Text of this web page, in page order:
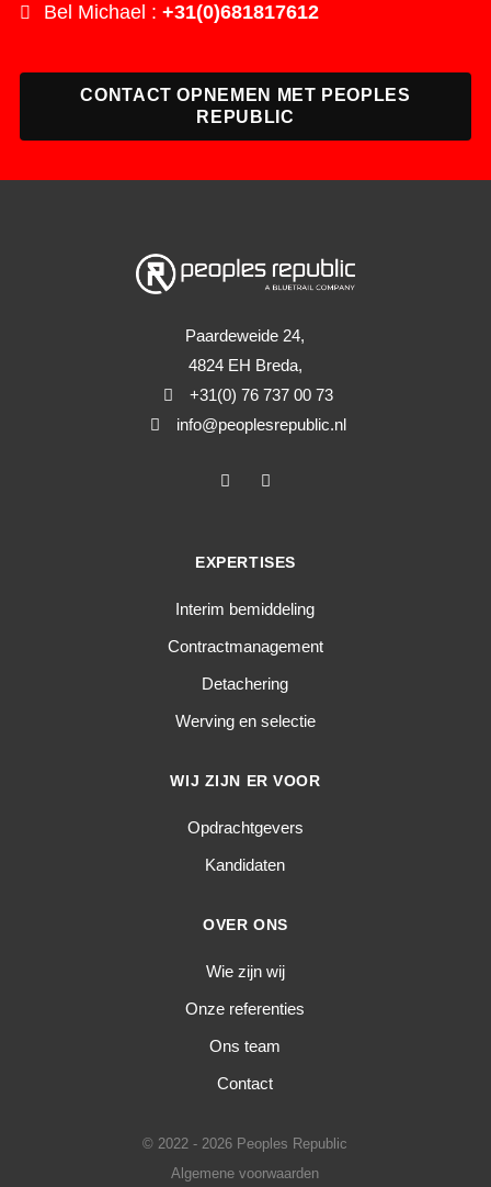
Bel Michael : +31(0)681817612
CONTACT OPNEMEN MET PEOPLES
REPUBLIC
Paardeweide 24,
4824 EH Breda,
+31(0) 76 737 00 73
info@peoplesrepublic.nl
EXPERTISES
Interim bemiddeling
Contractmanagement
Detachering
Werving en selectie
WIJ ZIJN ER VOOR
Opdrachtgevers
Kandidaten
OVER ONS
Wie zijn wij
Onze referenties
Ons team
Contact
© 2022 - 2026 Peoples Republic
Algemene voorwaarden